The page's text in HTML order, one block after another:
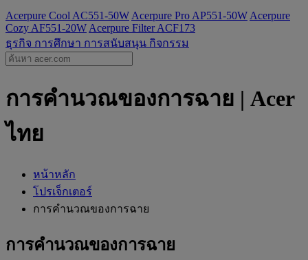
Acerpure Cool AC551-50W Acerpure Pro AP551-50W Acerpure
Cozy AF551-20W Acerpure Filter ACF173
ธุรกิจ การศึกษา การสนับสนุน กิจกรรม
การคำนวณของการฉาย | Acer
ไทย
หน้าหลัก
โปรเจ็กเตอร์
การคำนวณของการฉาย
การคำนวณของการฉาย